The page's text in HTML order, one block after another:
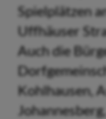
Spielplätzen
Uffhäuser
Auch die
Kohlhausen,